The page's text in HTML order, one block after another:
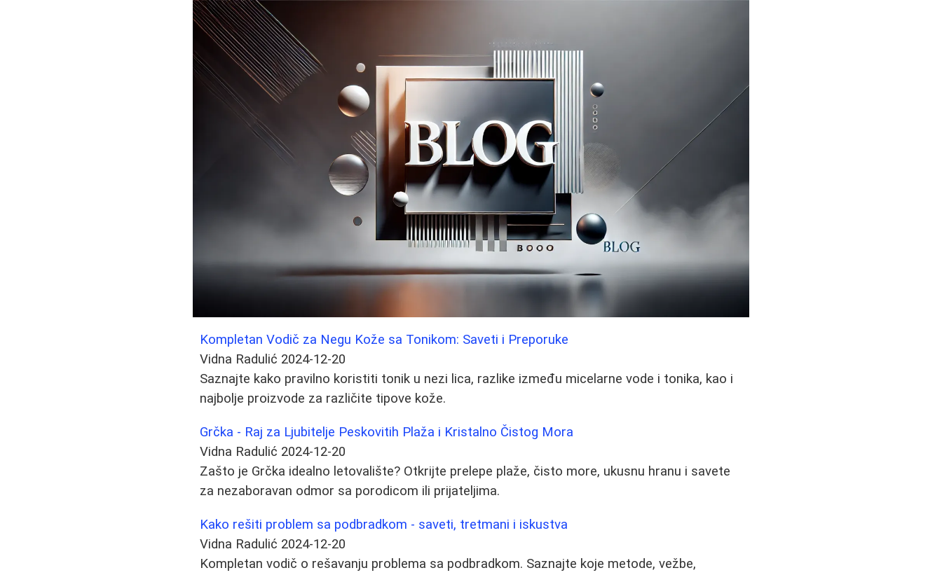
Kompletan Vodič za Negu Kože sa Tonikom: Saveti i Preporuke
Vidna Radulić 2024-12-20
Saznajte kako pravilno koristiti tonik u nezi lica, razlike između micelarne vode i tonika, kao i
najbolje proizvode za različite tipove kože.
Grčka - Raj za Ljubitelje Peskovitih Plaža i Kristalno Čistog Mora
Vidna Radulić 2024-12-20
Zašto je Grčka idealno letovalište? Otkrijte prelepe plaže, čisto more, ukusnu hranu i savete
za nezaboravan odmor sa porodicom ili prijateljima.
Kako rešiti problem sa podbradkom - saveti, tretmani i iskustva
Vidna Radulić 2024-12-20
Kompletan vodič o rešavanju problema sa podbradkom. Saznajte koje metode, vežbe,